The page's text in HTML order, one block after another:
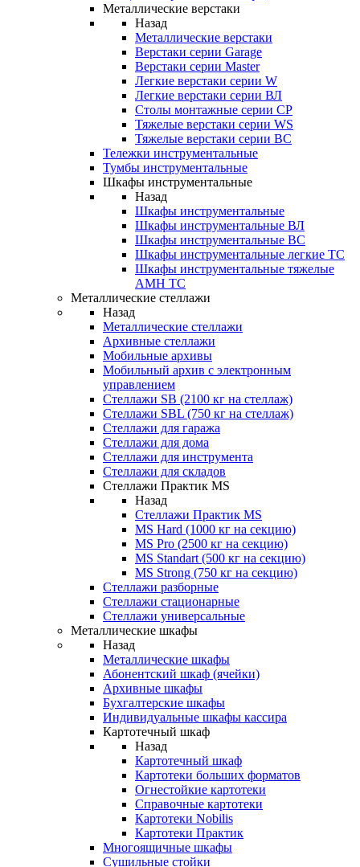
Металлические верстаки
Назад
Металлические верстаки
Верстаки серии Garage
Верстаки серии Master
Легкие верстаки серии W
Легкие верстаки серии ВЛ
Столы монтажные серии СР
Тяжелые верстаки серии WS
Тяжелые верстаки серии ВС
Тележки инструментальные
Тумбы инструментальные
Шкафы инструментальные
Назад
Шкафы инструментальные
Шкафы инструментальные ВЛ
Шкафы инструментальные ВС
Шкафы инструментальные легкие ТС
Шкафы инструментальные тяжелые
AMH TC
Металлические стеллажи
Назад
Металлические стеллажи
Архивные стеллажи
Мобильные архивы
Мобильный архив с электронным
управлением
Стеллажи SB (2100 кг на стеллаж)
Стеллажи SBL (750 кг на стеллаж)
Стеллажи для гаража
Стеллажи для дома
Стеллажи для инструмента
Стеллажи для складов
Стеллажи Практик MS
Назад
Стеллажи Практик MS
MS Hard (1000 кг на секцию)
MS Pro (2500 кг на секцию)
MS Standart (500 кг на секцию)
MS Strong (750 кг на секцию)
Стеллажи разборные
Стеллажи стационарные
Стеллажи универсальные
Металлические шкафы
Назад
Металлические шкафы
Абонентский шкаф (ячейки)
Архивные шкафы
Бухгалтерские шкафы
Индивидуальные шкафы кассира
Картотечный шкаф
Назад
Картотечный шкаф
Картотеки больших форматов
Огнестойкие картотеки
Справочные картотеки
Картотеки Nobilis
Картотеки Практик
Многоящичные шкафы
Сушильные стойки